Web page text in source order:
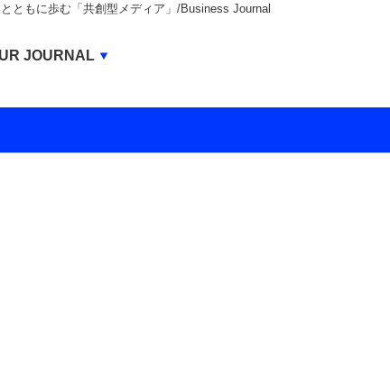
ともに歩む「共創型メディア」/Business Journal
JOURNAL
JOURNAL